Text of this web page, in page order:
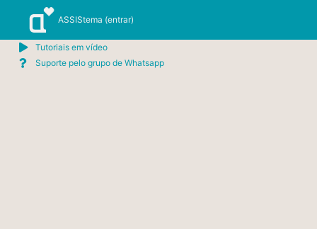
o
conteúdo
ASSIStema (entrar)
Tutoriais em vídeo
Suporte pelo grupo de Whatsapp